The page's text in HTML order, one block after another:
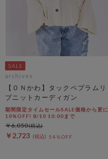
archives
【ＯＮかわ】タックペプラムリ
ブニットカーディガン
期間限定タイムセールSALE価格から更に
10%OFF! 8/10 10:00まで
￥2,723 54％OFF
￥6,050